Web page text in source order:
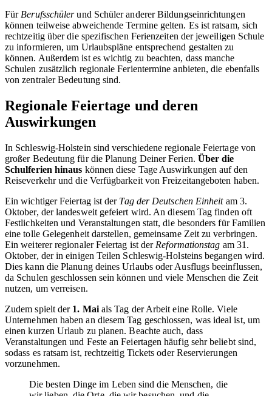
Für Berufsschülerund Schüler anderer Bildungseinrichtungen
können teilweise abweichende Termine gelten. Es ist ratsam, sich
rechtzeitig über die spezifischen Ferienzeiten der jeweiligen Schule
zu informieren, um Urlaubspläne entsprechend gestalten zu
können. Außerdem ist es wichtig zu beachten, dass manche
Schulen zusätzlich regionale Ferientermine anbieten, die ebenfalls
von zentraler Bedeutung sind.
Regionale Feiertage und deren
Auswirkungen
In Schleswig-Holstein sind verschiedene regionale Feiertage von
großer Bedeutung für die Planung Deiner Ferien. Über die
Schulferien hinaus können diese Tage Auswirkungen auf den
Reiseverkehr und die Verfügbarkeit von Freizeitangeboten haben.
Ein wichtiger Feiertag ist der Tag der Deutschen Einheitam 3.
Oktober, der landesweit gefeiert wird. An diesem Tag finden oft
Festlichkeiten und Veranstaltungen statt, die besonders für Familien
eine tolle Gelegenheit darstellen, gemeinsame Zeit zu verbringen.
Ein weiterer regionaler Feiertag ist der Reformationstag am 31.
Oktober, der in einigen Teilen Schleswig-Holsteins begangen wird.
Dies kann die Planung deines Urlaubs oder Ausflugs beeinflussen,
da Schulen geschlossen sein können und viele Menschen die Zeit
nutzen, um verreisen.
Zudem spielt der 1. Maials Tag der Arbeit eine Rolle. Viele
Unternehmen haben an diesem Tag geschlossen, was ideal ist, um
einen kurzen Urlaub zu planen. Beachte auch, dass
Veranstaltungen und Feste an Feiertagen häufig sehr beliebt sind,
sodass es ratsam ist, rechtzeitig Tickets oder Reservierungen
vorzunehmen.
Die besten Dinge im Leben sind die Menschen, die